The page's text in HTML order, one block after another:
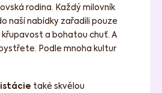
rodina. Každý milovník
naší nabídky zařadili pouze
a bohatou chuť. A
Podle mnoha kultur
také skvělou